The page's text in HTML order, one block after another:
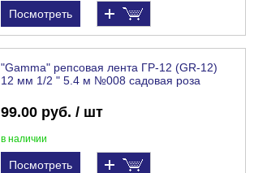
Посмотреть
"Gamma" репсовая лента ГР-12 (GR-12)
12 мм 1/2 " 5.4 м №008 садовая роза
99.00 руб. / шт
в наличии
Посмотреть